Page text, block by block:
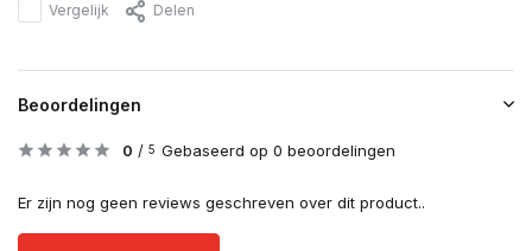
Vergelijk Delen
Beoordelingen
0 / 5 Gebaseerd op 0 beoordelingen
Er zijn nog geen reviews geschreven over dit product..